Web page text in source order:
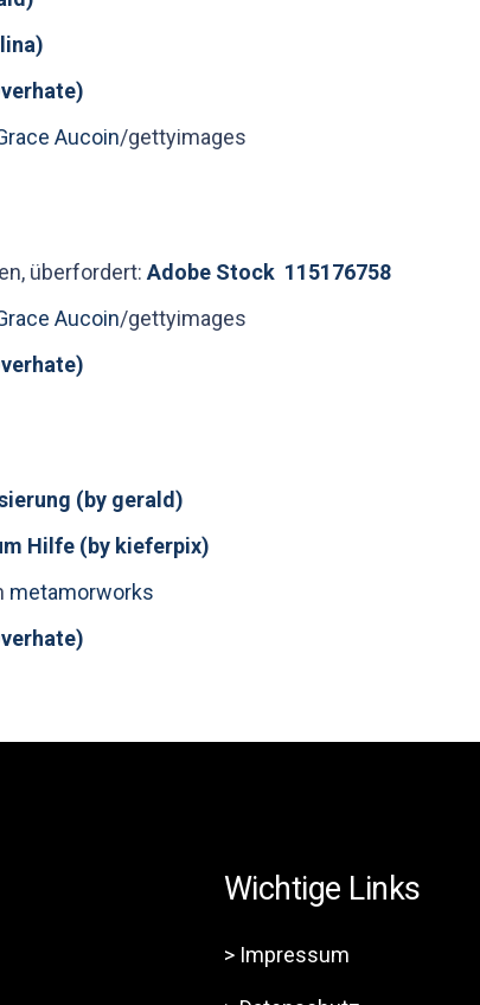
Aucoin/gettyimages
überfordert: Adobe Stock 115176758
Aucoin/gettyimages
(by gerald)
Hilfe (by kieferpix)
metamorworks
Wichtige Links
> Impressum